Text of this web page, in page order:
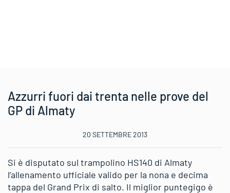
Azzurri fuori dai trenta nelle prove del
GP di Almaty
20 SETTEMBRE 2013
Si è disputato sul trampolino HS140 di Almaty
l’allenamento ufficiale valido per la nona e decima
tappa del Grand Prix di salto. Il miglior puntegigo è